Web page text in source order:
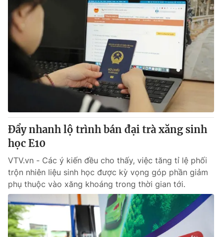
Đẩy nhanh lộ trình bán đại trà xăng sinh
học E10
VTV.vn - Các ý kiến đều cho thấy, việc tăng tỉ lệ phối
trộn nhiên liệu sinh học được kỳ vọng góp phần giảm
phụ thuộc vào xăng khoáng trong thời gian tới.